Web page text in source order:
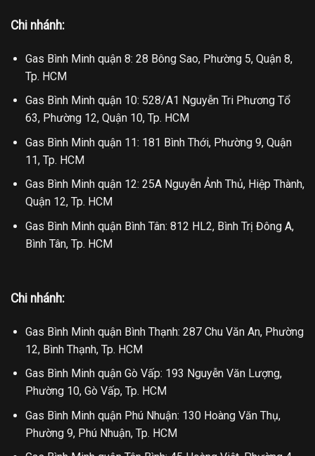
Chi nhánh:
Gas Bình Minh quận 8: 28 Bông Sao, Phường 5, Quận 8,
Tp. HCM
Gas Bình Minh quận 10: 528/A1 Nguyễn Tri Phương Tổ
63, Phường 12, Quận 10, Tp. HCM
Gas Bình Minh quận 11: 181 Bình Thới, Phường 9, Quận
11, Tp. HCM
Gas Bình Minh quận 12: 25A Nguyễn Ảnh Thủ, Hiệp Thành,
Quận 12, Tp. HCM
Gas Bình Minh quận Bình Tân: 812 HL2, Bình Trị Đông A,
Bình Tân, Tp. HCM
Chi nhánh:
Gas Bình Minh quận Bình Thạnh: 287 Chu Văn An, Phường
12, Bình Thạnh, Tp. HCM
Gas Bình Minh quận Gò Vấp: 193 Nguyễn Văn Lượng,
Phường 10, Gò Vấp, Tp. HCM
Gas Bình Minh quận Phú Nhuận: 130 Hoàng Văn Thụ,
Phường 9, Phú Nhuận, Tp. HCM